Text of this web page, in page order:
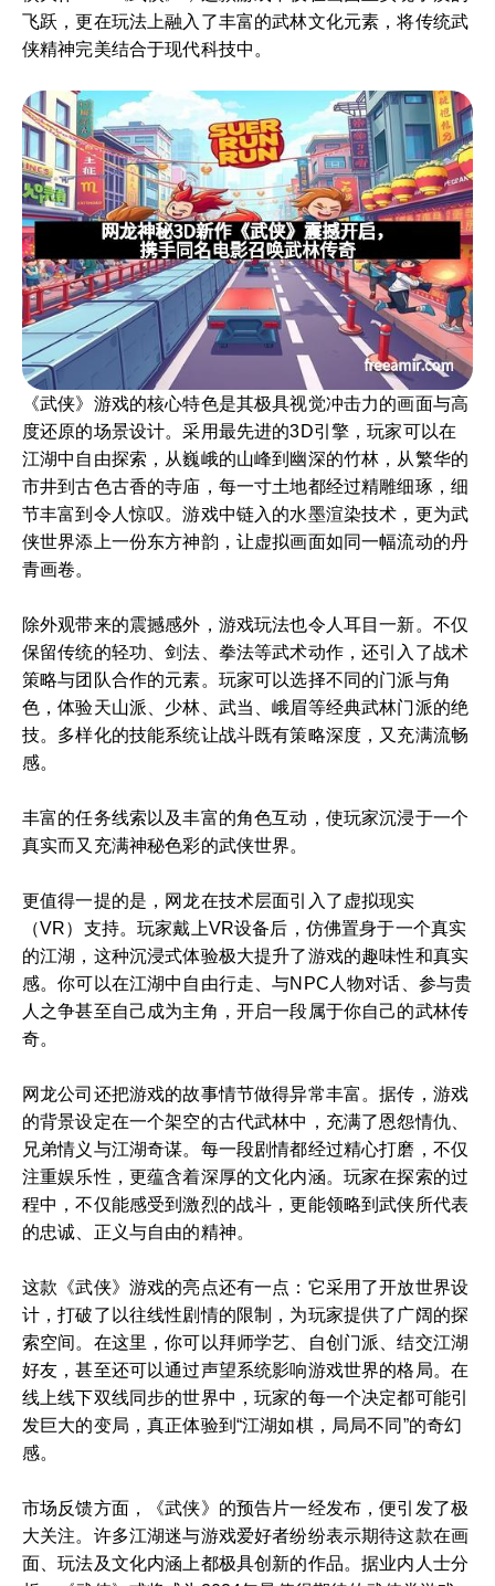
飞跃，更在玩法上融入了丰富的武林文化元素，将传统武
侠精神完美结合于现代科技中。
《武侠》游戏的核心特色是其极具视觉冲击力的画面与高
度还原的场景设计。采用最先进的3D引擎，玩家可以在
江湖中自由探索，从巍峨的山峰到幽深的竹林，从繁华的
市井到古色古香的寺庙，每一寸土地都经过精雕细琢，细
节丰富到令人惊叹。游戏中链入的水墨渲染技术，更为武
侠世界添上一份东方神韵，让虚拟画面如同一幅流动的丹
青画卷。
除外观带来的震撼感外，游戏玩法也令人耳目一新。不仅
保留传统的轻功、剑法、拳法等武术动作，还引入了战术
策略与团队合作的元素。玩家可以选择不同的门派与角
色，体验天山派、少林、武当、峨眉等经典武林门派的绝
技。多样化的技能系统让战斗既有策略深度，又充满流畅
感。
丰富的任务线索以及丰富的角色互动，使玩家沉浸于一个
真实而又充满神秘色彩的武侠世界。
更值得一提的是，网龙在技术层面引入了虚拟现实
（VR）支持。玩家戴上VR设备后，仿佛置身于一个真实
的江湖，这种沉浸式体验极大提升了游戏的趣味性和真实
感。你可以在江湖中自由行走、与NPC人物对话、参与贵
人之争甚至自己成为主角，开启一段属于你自己的武林传
奇。
网龙公司还把游戏的故事情节做得异常丰富。据传，游戏
的背景设定在一个架空的古代武林中，充满了恩怨情仇、
兄弟情义与江湖奇谋。每一段剧情都经过精心打磨，不仅
注重娱乐性，更蕴含着深厚的文化内涵。玩家在探索的过
程中，不仅能感受到激烈的战斗，更能领略到武侠所代表
的忠诚、正义与自由的精神。
这款《武侠》游戏的亮点还有一点：它采用了开放世界设
计，打破了以往线性剧情的限制，为玩家提供了广阔的探
索空间。在这里，你可以拜师学艺、自创门派、结交江湖
好友，甚至还可以通过声望系统影响游戏世界的格局。在
线上线下双线同步的世界中，玩家的每一个决定都可能引
发巨大的变局，真正体验到“江湖如棋，局局不同”的奇幻
感。
市场反馈方面，《武侠》的预告片一经发布，便引发了极
大关注。许多江湖迷与游戏爱好者纷纷表示期待这款在画
面、玩法及文化内涵上都极具创新的作品。据业内人士分